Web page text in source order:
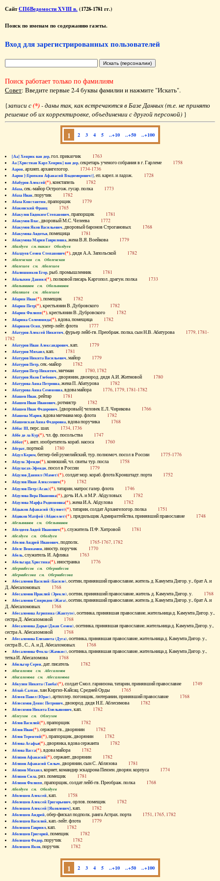
СайтСПбВедомости XVIII в. (1728-1781 гг.)
Поиск по именам по содержанию газеты.
Вход для зарегистрированных пользователей
Поиск работает только по фамилиям
Совет: Введите первые 2-4 буквы фамилии и нажмите "Искать".
{записи с(*)- даны так, как встречаются в Базе Данных (т.е. не принято
решение об их корректировке, объединении с другой персоной) }
1 2 3 4 5 ..+10 ..+50 ..+100
[Аа] Хенрик ван дер, гол. приказчик 1763
Аа [Христиан Карл Хенрик] ван дер, секретарь ученого собрания в г. Гарлеме 1758
Аарон, архиеп. архангелогор. 1734-1736
Аарон [(Еропкин Афанасий Владимирович)], еп. карел. и ладож. 1728
Абабуров Алексей(*), констапель 1782
Абаза, сек.-майор Острогож. гусар. полка 1773
Абаза Иван, поручик 1782
Абаза Константин, прапорщик 1779
Абаковский Франц 1765
Абакулов Евдоким Степанович, прапорщик 1781
Абакумов Влас, дворовый М.С. Челеева 1772
Абакумов Яков Васильевич, дворовый баронов Строгановых 1768
Абакумова Авдотья, помещица 1781
Абакумова Мария Гавриловна, жена В.Я. Воейкова 1779
Абалдуев см. также Оболдуев
Абалдуев Семен Степанович(*), дядя А.А. Запольской 1782
Абаленская см. Оболенская
Абалешев см. Аболешев
Абалишников Егор, рыб. промышленник 1781
Абалыхин Даниил(*), полковой писарь Каргопол. драгун. полка 1733
Абальянинов см. Обольянинов
Абаляшев см. Аболешев
Абарин Иван(*), помещик 1782
Абарин Петр(*), крестьянин В. Дубровского 1782
Абарин Филипп(*), крестьянин В. Дубровского 1782
Абарина Соломонида(*), вдова, помещица 1782
Абаринов Осип, унтер-лейт. флота 1777
Абатуров Алексей Никитич, фурьер лейб-гв. Преображ. полка, сын Н.В. Абатурова 1779, 1781-
1782
Абатуров Иван Александрович, кап. 1779
Абатуров Михаил, кап. 1781
Абатуров Никита Васильевич, майор 1779
Абатуров Петр, сек.-майор 1782
Абатуров Петр Никитич, мичман 1780, 1782
Абатуров Яков Глебович, дворянин, двоюрод. дядя А.И. Житновой 1780
Абатурова Анна Петровна, жена П. Абатурова 1782
Абатурова Анна Семеновна, вдова майора 1776, 1779, 1781-1782
Абашев Иван, рейтар 1781
Абашев Иван Иванович, ротмистр 1782
Абашев Иван Федорович, [дворовый] человек Е.Л. Чирикова 1766
Абашева Мария, вдова мичмана мор. флота 1782
Абашевская Анна Федоровна, вдова поручика 1768
Аббас III, перс. шах 1734, 1736
Аббе де ла Кур(*), чл. фр. посольства 1747
Аббот(*), англ. изобретатель кораб. насоса 1760
Абграт, портной 1780
Абдул Керим, беглер-бей румелийский, тур. полномоч. посол в России 1775-1776
Абдула Эфенди(*), конюший, чл. свиты тур. посла 1758
Абдуласах-Эфенди, посол в России 1779
Абдулов Даниил (Мамет)(*), солдат мор. кораб. флота Кронштадт. порта 1752
Абдулов Иван Алексеевич(*) 1782
Абдулов Петр (Асак)(*), татарин, матрос галер. флота 1746
Абдулова Вера Ивановна(*), дочь И.А. и М.Р. Абдуловых 1782
Абдулова Марфа Родионовна(*), жена И.А. Абдулова 1782
Абдыков Афанасий (Кулмет)(*), татарин, солдат Архангелогор. полка 1751
Абдяков Матфей (Абдяселет)(*), прядильщик Адмиралтейства, принявший православие 1748
Абезьянинов см. Обезьянинов
Абелдеев Авдей Иванович(*), служитель П.Ф. Хитровой 1781
Абелдуев см. Оболдуев
Абелов Андрей Иванович, подполк. 1765-1767, 1782
Абелс Вениамин, иностр. поручик 1770
Абель, служитель И. Афлика 1763
Абельгард Христина(*), иностранка 1776
Абернибесов см. Обернибесов
Абернибесова см. Обернибесова
Абесаломов Василий (Басиле), осетин, принявший православие, житель д. Камумта Дигор. у., брат А. и
Д. Абесаломовых 1768
Абесаломов Ираклий (Эрекле), осетин, принявший православие, житель д. Камумта Дигор. у. 1768
Абесаломов Спиридон (Жага), осетин, принявший православие, житель д. Камумта Дигор. у., брат А. и
Д. Абесаломовых 1768
Абесаломова Агрипина (Жантуте), осетинка, принявшая православие, жительница д. Камумта Дигор. у.,
сестра Д. Абесаломовой 1768
Абесаломова Дарья (Джан Семен), осетинка, принявшая православие, жительница д. Камумта Дигор. у.,
сестра А. Абесаломовой 1768
Абесаломова Елизавета (Дуга), осетинка, принявшая православие, жительница д. Камумта Дигор. у.,
сестра В., С., А. и Д. Абесаломовых 1768
Абесаломова Фекла (Жамкис), осетинка, принявшая православие, жительница д. Камумта Дигор. у.,
тетка И. Абесаломова 1768
Абильгор Серен, дат. писатель 1782
Абисаломов см. Абесаломов
Абисаломова см. Абесаломова
Абкузин Никита (Танба)(*), солдат Смол. гарнизона, татарин, принявший православие 1749
Аблай-Салтан, хан Киргиз-Кайсац. Средней Орды 1765
Аблеев Павел (Юрас), артиллер. погонщик, лютеранин, принявший православие 1768
Аблесимов Денис Петрович, двоюрод. дядя Н.Е. Аблесимова 1782
Аблесимов Никита Емельянович, кап. 1782
Аблеухов см. Облеухов
Аблов Василий(*), прапорщик 1782
Аблов Иван(*), сержант гв., дворянин 1782
Аблов Терентий(*), прапорщик, дворянин 1782
Аблова Агафья(*), дворянка, вдова сержанта 1782
Аблова Васса(*), вдова майора 1782
Аблязов Афанасий(*), сержант, дворянин 1782
Аблязов Афанасий Силыч, дворянин, сын С. Аблязова 1781
Аблязов Михаил, корнет, командир эскадрона Пензен. дворян. корпуса 1774
Аблязов Сила, ряз. помещик 1781
Аблязов Филипп, прапорщик, солдат лейб-гв. Преображ. полка 1768
Аболдуев см. Оболдуев
Аболешев Алексей, кап. 1758
Аболешев Алексей Григорьевич, орлов. помещик 1782
Аболешев Алексей [Яковлевич], кап. 1782
Аболешев Андрей, обер-фискал подполк. ранга Астрах. порта 1751, 1765, 1782
Аболешев Василий, кап.-лейт. флота 1779
Аболешев Гавриил, кап. 1782
Аболешев Григорий, помещик 1782
Аболешев Федор, поручик 1782
Аболешев Яков, поручик 1782
1 2 3 4 5 ..+10 ..+50 ..+100